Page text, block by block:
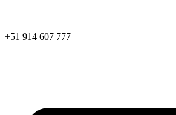
+51 914 607 777